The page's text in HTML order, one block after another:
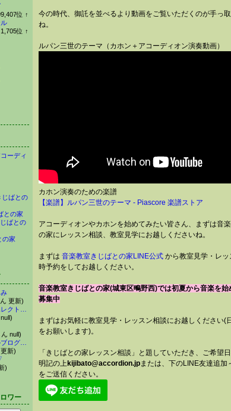
位 ↑
1,705位 ↑
ーディ
じばとの
との家
ばとの
の家
更新)
null)
新)
)
ワー
今の時代、御託を並べるより動画をご覧いただくのが手っ
ね。
ルパン三世のテーマ（カホン＋アコーディオン演奏動画）
カホン演奏のための楽譜
【楽譜】ルパン三世のテーマ - Piascore 楽譜ストア
アコーディオンやカホンを始めてみたい皆さん、まずは音
の家にレッスン相談、教室見学にお越しくださいね。
まずは 音楽教室きじばとの家LINE公式 から教室見学・レッ
時予約をしてお越しください。
音楽教室きじばとの家(城東区鴫野西)では初夏から音楽を始
募集中
まずはお気軽に教室見学・レッスン相談にお越しください(
をお願いします)。
「きじばとの家レッスン相談」と題していただき、ご希望
明記の上kijibato@accordion.jpまたは、下のLINE友達追加
をご送信ください。